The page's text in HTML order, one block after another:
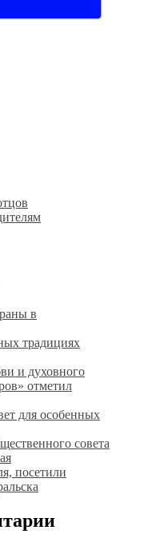
в
традициях
и духовного
отметил
для особенных
совета
посетили